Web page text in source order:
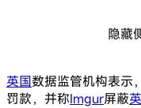
隐藏
英国数据监管机构表示
罚款，并称Imgur屏蔽